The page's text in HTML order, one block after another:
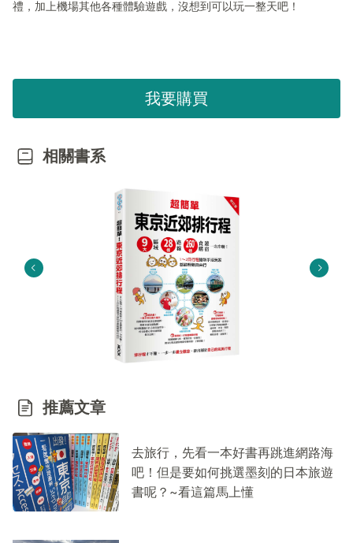
禮，加上機場其他各種體驗遊戲，沒想到可以玩一整天吧！
我要購買
相關書系
推薦文章
去旅行，先看一本好書再跳進網路海
吧！但是要如何挑選墨刻的日本旅遊
書呢？~看這篇馬上懂